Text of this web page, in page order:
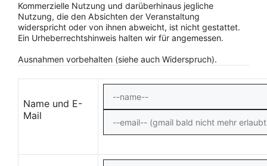
Kommerzielle Nutzung und darüberhinaus jegliche
Nutzung, die den Absichten der Veranstaltung
widerspricht oder von ihnen abweicht, ist nicht gestattet.
Ein Urheberrechtshinweis halten wir für angemessen.
Ausnahmen vorbehalten (siehe auch Widerspruch).
Name und E-
Mail